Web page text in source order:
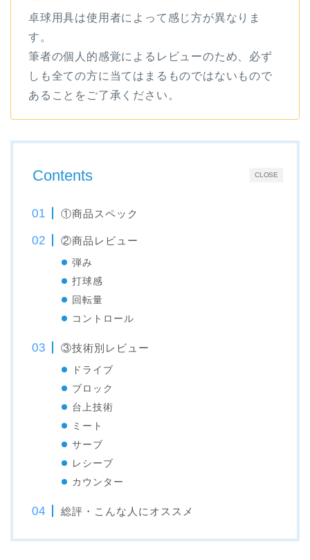
卓球用具は使用者によって感じ方が異なりま
す。
筆者の個人的感覚によるレビューのため、必ず
しも全ての方に当てはまるものではないもので
あることをご了承ください。
CLOSE
Contents
①商品スペック
②商品レビュー
弾み
打球感
回転量
コントロール
③技術別レビュー
ドライブ
ブロック
台上技術
ミート
サーブ
レシーブ
カウンター
総評・こんな人にオススメ